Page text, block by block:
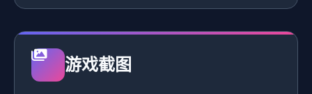
游戏截图